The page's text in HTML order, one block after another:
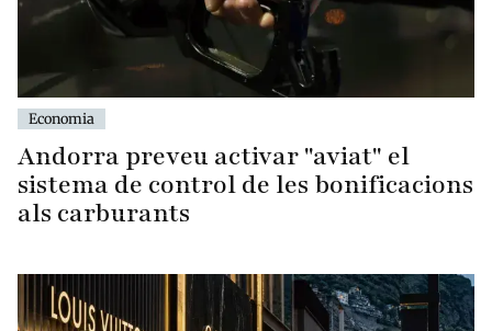
Economia
Andorra preveu activar "aviat" el
sistema de control de les bonificacions
als carburants